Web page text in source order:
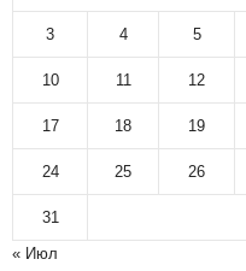
3 4 5
10 11 12
17 18 19
24 25 26
31
« Июл